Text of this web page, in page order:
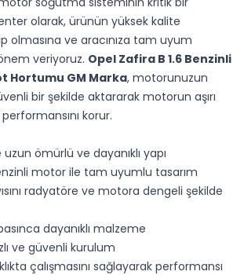
olarak, ürünün yüksek kalite
olmasına ve aracınıza tam uyum
veriyoruz. Opel Zafira B 1.6 Benzinli
Hortumu GM Marka, motorunuzun
bir şekilde aktararak motorun aşırı
performansını korur.
ömürlü ve dayanıklı yapı
motor ile tam uyumlu tasarım
radyatöre ve motora dengeli şekilde
dayanıklı malzeme
ve güvenli kurulum
çalışmasını sağlayarak performansı